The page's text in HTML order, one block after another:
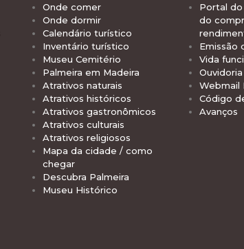
Onde comer
Onde dormir
Calendário turístico
Inventário turístico
Museu Cemitério
Palmeira em Madeira
Atrativos naturais
Atrativos históricos
Atrativos gastronômicos
Atrativos culturais
Atrativos religiosos
Mapa da cidade / como
chegar
Descubra Palmeira
Museu Histórico
Portal do
do
Emissão
Vida
Webmail
Código
Avanços